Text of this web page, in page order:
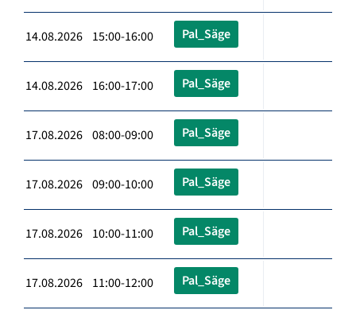
14.08.2026 15:00-16:00 Pal_Säge
14.08.2026 16:00-17:00 Pal_Säge
17.08.2026 08:00-09:00 Pal_Säge
17.08.2026 09:00-10:00 Pal_Säge
17.08.2026 10:00-11:00 Pal_Säge
17.08.2026 11:00-12:00 Pal_Säge